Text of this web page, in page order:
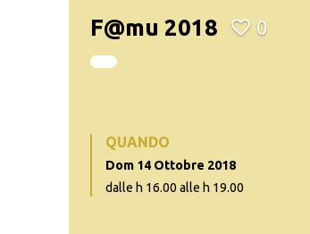
F@mu 2018 0
QUANDO
Dom 14 Ottobre 2018
dalle h 16.00 alle h 19.00